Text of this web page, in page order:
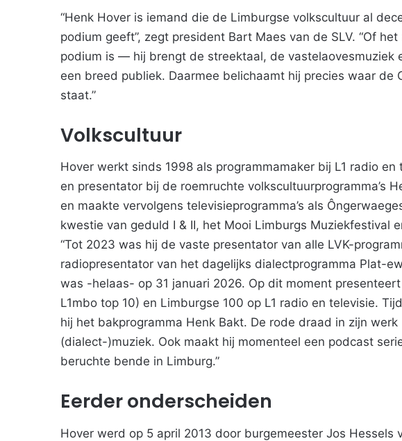
“Henk Hover is iemand die de Limburgse volkscultuur al
podium geeft”, zegt president Bart Maes van de SLV. “Of
podium is — hij brengt de streektaal, de vastelaovesmuziek
een breed publiek. Daarmee belichaamt hij precies waar de
staat.”
Volkscultuur
Hover werkt sinds 1998 als programmamaker bij L1 radio
en presentator bij de roemruchte volkscultuurprogramma’s
en maakte vervolgens televisieprogramma’s als
kwestie van geduld I & II, het Mooi Limburgs Muziekfestival
“Tot 2023 was hij de vaste presentator van alle LVK-
radiopresentator van het dagelijks dialectprogramma Plat-
was -helaas- op 31 januari 2026. Op dit moment
L1mbo top 10) en Limburgse 100 op L1 radio en televisie.
hij het bakprogramma Henk Bakt. De rode draad in zijn werk
(dialect-)muziek. Ook maakt hij momenteel een podcast
beruchte bende in Limburg.”
Eerder onderscheiden
Hover werd op 5 april 2013 door burgemeester Jos Hessels